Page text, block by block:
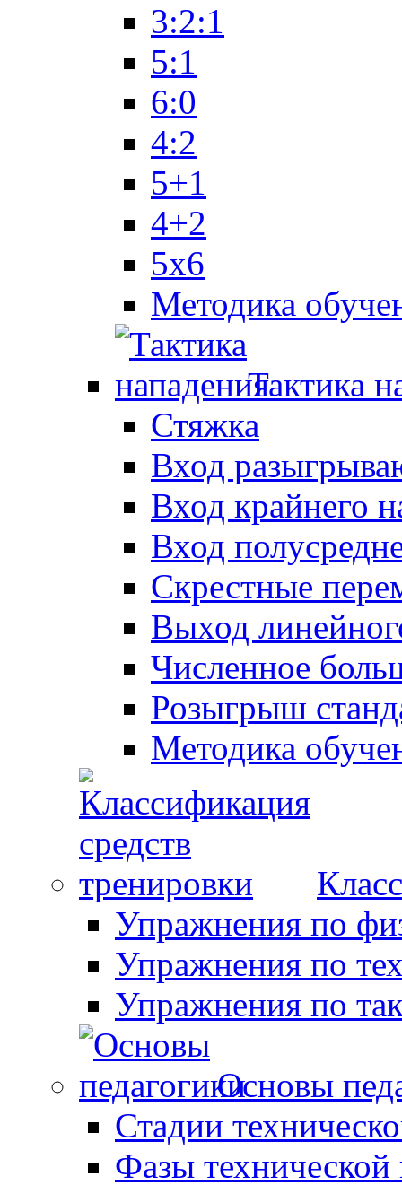
3:2:1
5:1
6:0
4:2
5+1
4+2
5x6
Методика
Тактика
Стяжка
Вход
Вход крайнего
Вход
Скрестные
Выход
Численное
Розыгрыш
Методика
Упражнения по
Упражнения по
Упражнения по
Основы
Стадии
Фазы технической